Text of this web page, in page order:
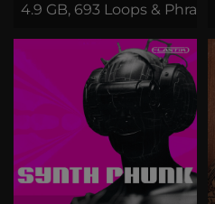
4.9 GB, 693 Loops &